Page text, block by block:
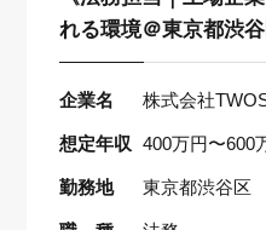
れる環境＠東京都渋
企業名 株式会社
想定年収 400万円〜600
勤務地 東京都渋谷区